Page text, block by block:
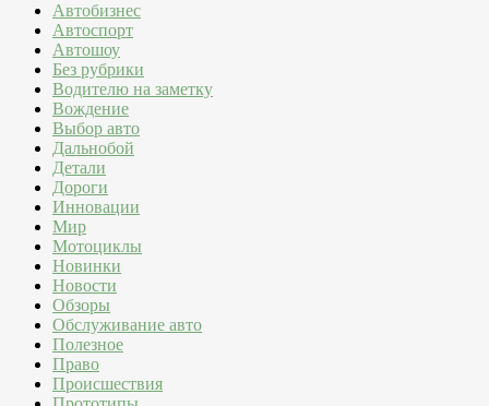
Автобизнес
Автоспорт
Автошоу
Без рубрики
Водителю на заметку
Вождение
Выбор авто
Дальнобой
Детали
Дороги
Инновации
Мир
Мотоциклы
Новинки
Новости
Обзоры
Обслуживание авто
Полезное
Право
Происшествия